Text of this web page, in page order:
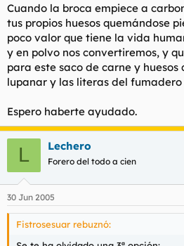
Cuando la broca empiece a
tus propios huesos quemándose
poco valor que tiene la vida
y en polvo nos convertiremos, y
para este saco de carne y huesos
lupanar y las literas del fumadero
Espero haberte ayudado.
L Lechero
Forero del todo a cien
30 Jun 2005
Fistrosesuar rebuznó: